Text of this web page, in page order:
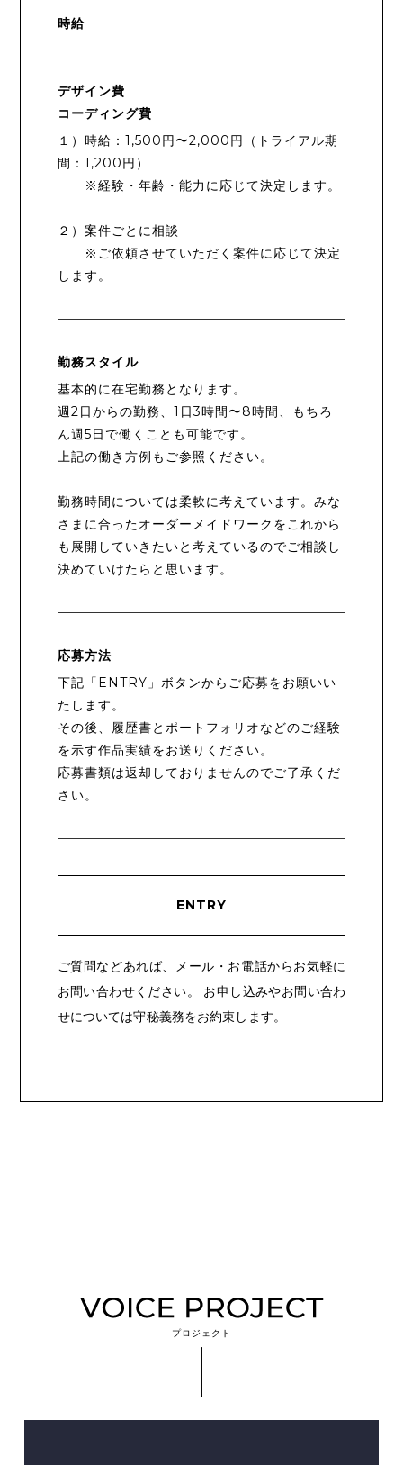
時給
デザイン費
コーディング費
１）時給：1,500円〜2,000円（トライアル期
間：1,200円）
※経験・年齢・能力に応じて決定します。
２）案件ごとに相談
※ご依頼させていただく案件に応じて決定
します。
勤務スタイル
基本的に在宅勤務となります。
週2日からの勤務、1日3時間〜8時間、もちろ
ん週5日で働くことも可能です。
上記の働き方例もご参照ください。
勤務時間については柔軟に考えています。みな
さまに合ったオーダーメイドワークをこれから
も展開していきたいと考えているのでご相談し
決めていけたらと思います。
応募方法
下記「ENTRY」ボタンからご応募をお願いい
たします。
その後、履歴書とポートフォリオなどのご経験
を示す作品実績をお送りください。
応募書類は返却しておりませんのでご了承くだ
さい。
ENTRY
ご質問などあれば、メール・お電話からお気軽に
お問い合わせください。
お申し込みやお問い合わ
せについては守秘義務をお約束します。
プロジェクト